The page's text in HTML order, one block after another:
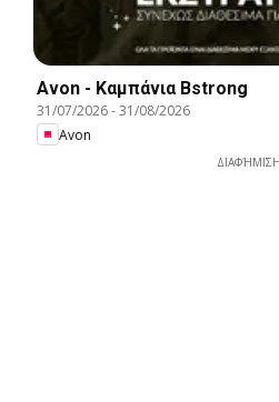
Avon - Καμπάνια Bstrong
31/07/2026-31/08/2026
Avon
ΔΙΑΦΉΜΙΣΗ